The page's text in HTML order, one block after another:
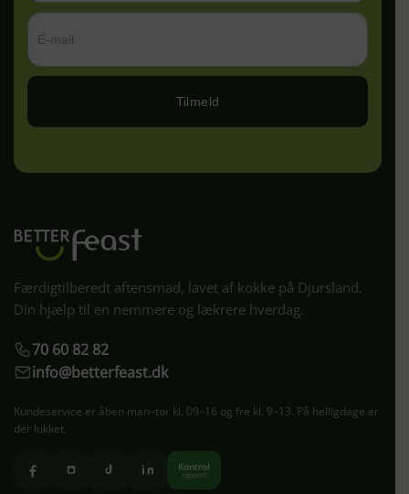
Tilmeld
Færdigtilberedt aftensmad, lavet af kokke på Djursland.
Din hjælp til en nemmere og lækrere hverdag.
70 60 82 82
info@betterfeast.dk
Kundeservice er åben man–tor kl. 09–16 og fre kl. 9–13. På helligdage er
der lukket.
Kontrol
rapport